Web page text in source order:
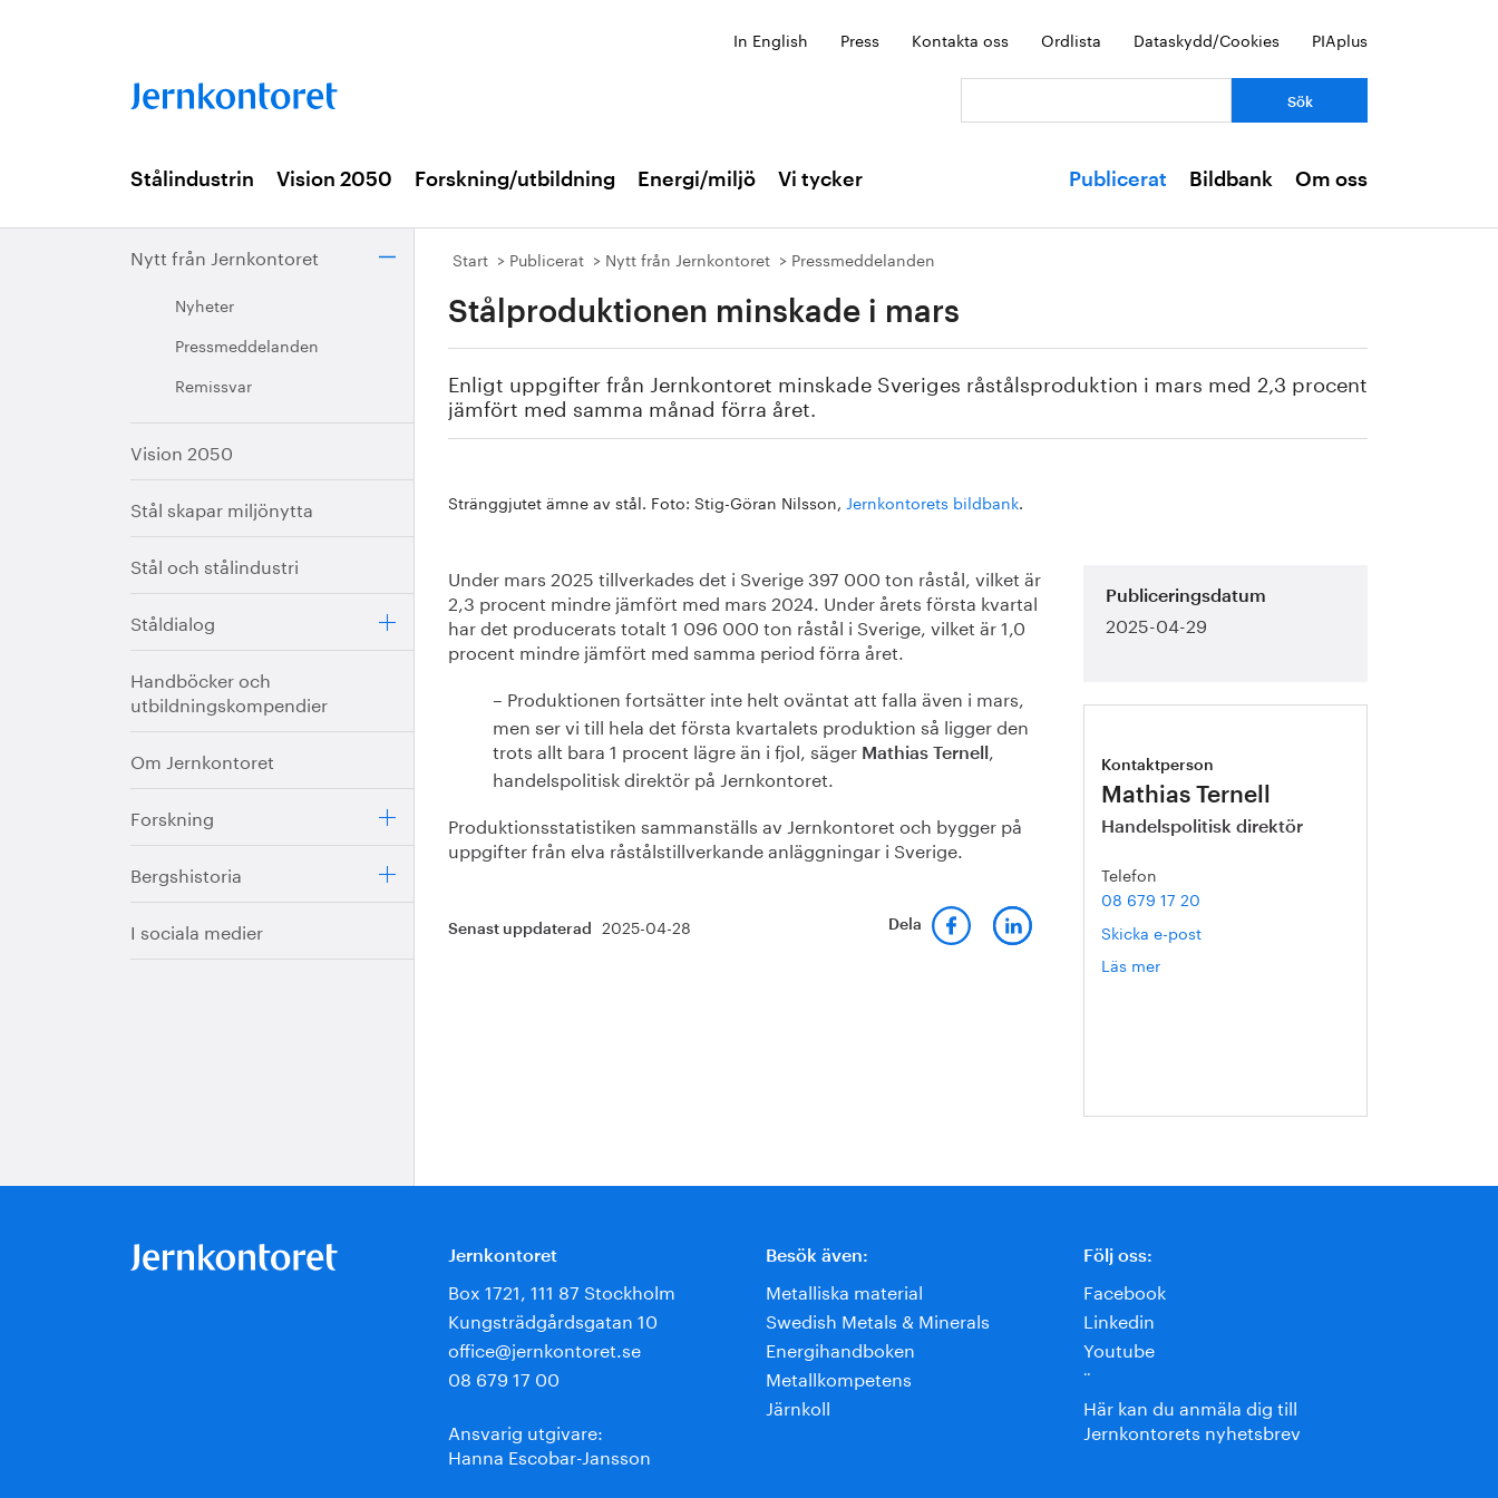
In English Press Kontakta oss Ordlista Dataskydd/Cookies PIAplus
Stålindustrin Vision 2050 Forskning/utbildning Energi/miljö Vi tycker Publicerat Bildbank Om oss
Nytt från Jernkontoret
Nyheter
Pressmeddelanden
Remissvar
Vision 2050
Stål skapar miljönytta
Stål och stålindustri
Ståldialog
Handböcker och
utbildningskompendier
Om Jernkontoret
Forskning
Bergshistoria
I sociala medier
Start Publicerat Nytt från Jernkontoret Pressmeddelanden
Stålproduktionen minskade i mars
Enligt uppgifter från Jernkontoret minskade Sveriges råstålsproduktion i mars med 2,3 procent
jämfört med samma månad förra året.
Stränggjutet ämne av stål. Foto: Stig-Göran Nilsson, Jernkontorets bildbank.
Under mars 2025 tillverkades det i Sverige 397 000 ton råstål, vilket är
2,3 procent mindre jämfört med mars 2024. Under årets första kvartal
har det producerats totalt 1 096 000 ton råstål i Sverige, vilket är 1,0
procent mindre jämfört med samma period förra året.
– Produktionen fortsätter inte helt oväntat att falla även i mars,
men ser vi till hela det första kvartalets produktion så ligger den
trots allt bara 1 procent lägre än i fjol, säger Mathias Ternell
,
handelspolitisk direktör på Jernkontoret.
Produktionsstatistiken sammanställs av Jernkontoret och bygger på
uppgifter från elva råstålstillverkande anläggningar i Sverige.
Senast uppdaterad 2025-04-28 Dela
Publiceringsdatum
2025-04-29
Kontaktperson
Mathias Ternell
Handelspolitisk direktör
Telefon
08 679 17 20
Skicka e-post
Läs mer
Jernkontoret
Box 1721, 111 87 Stockholm
Kungsträdgårdsgatan 10
office@jernkontoret.se
08 679 17 00
Ansvarig utgivare:
Hanna Escobar-Jansson
Besök även:
Metalliska material
Swedish Metals & Minerals
Energihandboken
Metallkompetens
Järnkoll
Följ oss:
Facebook
Linkedin
Youtube
¨
Här kan du anmäla dig till
Jernkontorets nyhetsbrev